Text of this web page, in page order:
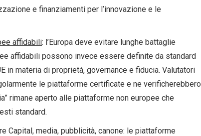
e finanziamenti per l’innovazione e le
affidabili: l’Europa deve evitare lunghe battaglie
affidabili possono invece essere definite da standard
in materia di proprietà, governance e fiducia. Valutatori
le piattaforme certificate e ne verificherebbero
rimane aperto alle piattaforme non europee che
standard.
Capital, media, pubblicità, canone: le piattaforme